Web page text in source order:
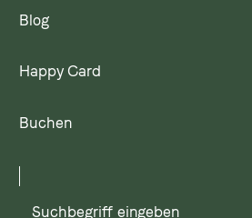
Blog
Happy Card
Buchen
Suchbegriff